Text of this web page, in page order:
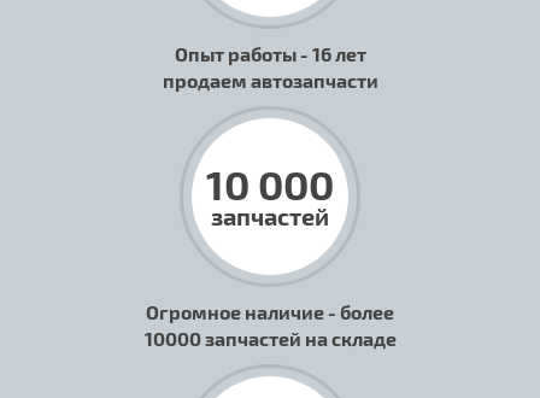
Опыт работы - 16 лет
продаем автозапчасти
10 000
запчастей
Огромное наличие - более
10000 запчастей на складе